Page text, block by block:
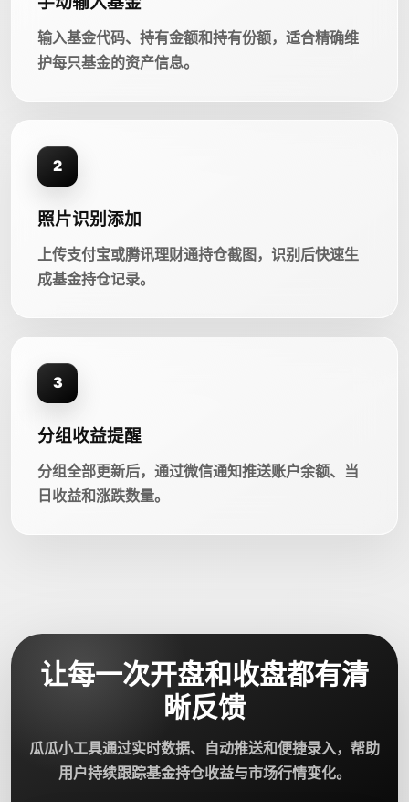
输入基金代码、持有金额和持有份额，适合精确维
护每只基金的资产信息。
2
照片识别添加
上传支付宝或腾讯理财通持仓截图，识别后快速生
成基金持仓记录。
3
分组收益提醒
分组全部更新后，通过微信通知推送账户余额、当
日收益和涨跌数量。
让每一次开盘和收盘都有清
晰反馈
瓜瓜小工具通过实时数据、自动推送和便捷录入，帮助
用户持续跟踪基金持仓收益与市场行情变化。